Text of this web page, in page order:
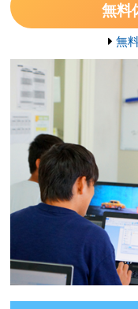
無料
無